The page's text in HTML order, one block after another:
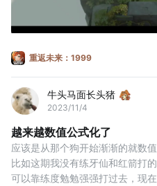
重返未来：1999
牛头马面长头猪
2023/11/4
越来越数值公式化了
应该是从那个狗开始渐渐的就数
比如这期我没有练牙仙和红箭打
可以靠练度勉勉强强打过去，现